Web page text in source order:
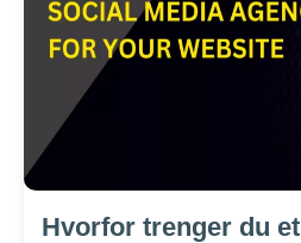
Hvorfor trenger du et